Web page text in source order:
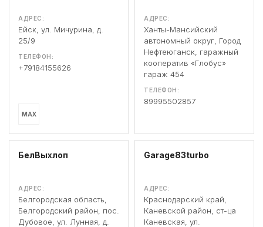
АДРЕС:
Ейск, ул. Мичурина, д.
25/9
ТЕЛЕФОН:
+79184155626
MAX
АДРЕС:
Ханты-Мансийский
автономный округ, Город
Нефтеюганск, гаражный
кооператив «Глобус»
гараж 454
ТЕЛЕФОН:
89995502857
БелВыхлоп
АДРЕС:
Белгородская область,
Белгородский район, пос.
Дубовое, ул. Лунная, д.
Garage83turbo
АДРЕС:
Краснодарский край,
Каневской район, ст-ца
Каневская, ул.